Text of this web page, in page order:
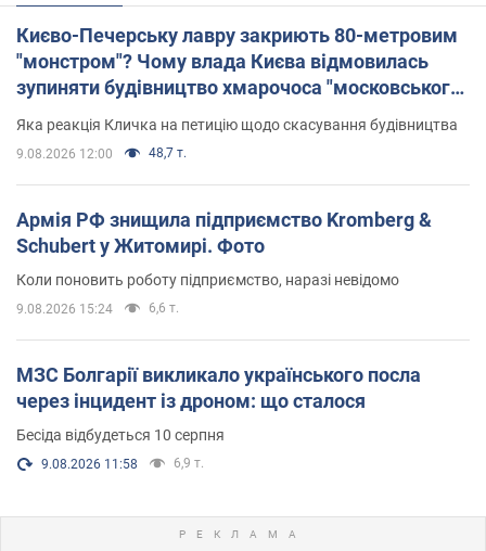
Києво-Печерську лавру закриють 80-метровим
"монстром"? Чому влада Києва відмовилась
зупиняти будівництво хмарочоса "московського
вірянина"
Яка реакція Кличка на петицію щодо скасування будівництва
9.08.2026 12:00 48,7 т.
Армія РФ знищила підприємство Kromberg &
Schubert у Житомирі. Фото
Коли поновить роботу підприємство, наразі невідомо
9.08.2026 15:24 6,6 т.
МЗС Болгарії викликало українського посла
через інцидент із дроном: що сталося
Бесіда відбудеться 10 серпня
9.08.2026 11:58 6,9 т.